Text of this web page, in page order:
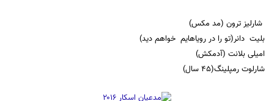
شارلیز ترون (مد مکس)
بلیت دانر(تو را در رویاهایم خواهم دید)
امیلی بلانت (آدمکش)
شارلوت رمپلینگ(45 سال)